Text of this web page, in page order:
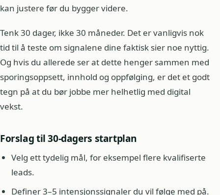
kan justere før du bygger videre.
Tenk 30 dager, ikke 30 måneder. Det er vanligvis nok
tid til å teste om signalene dine faktisk sier noe nyttig.
Og hvis du allerede ser at dette henger sammen med
sporingsoppsett, innhold og oppfølging, er det et godt
tegn på at du bør jobbe mer helhetlig med digital
vekst.
Forslag til 30-dagers startplan
Velg ett tydelig mål, for eksempel flere kvalifiserte
leads.
Definer 3–5 intensjonssignaler du vil følge med på.